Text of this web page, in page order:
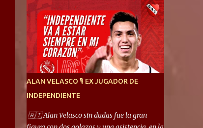
ayuda a que me adapte rápidamente, soy un
hombre alegre y abierto. Creo que lo estoy
haciendo muy bien. Cuando llegué, llegué a
un Independiente que juega muy dinámico y
me gusta mucho. Me favorece por la forma
de jugar mía y eso también ayudó a que me
adapte”. “Me siento mejor por izquierda,
pero me gusta mucho jugar de 9, y juego sin
problemas por derecha también. Jugar de 9
y de extremo por izquierda es diferente. A mi
me gusta jugar por fuera, porque tengo mas
ALAN VELASCO 🎙 EX JUGADOR DE
INDEPENDIENTE
🇦🇹 Alan Velasco sin dudas fue la gran